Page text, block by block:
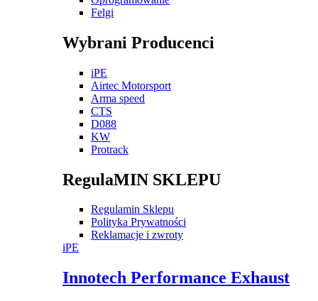
Felgi
Wybrani Producenci
iPE
Airtec Motorsport
Arma speed
CTS
D088
KW
Protrack
RegulaMIN SKLEPU
Regulamin Sklepu
Polityka Prywatności
Reklamacje i zwroty
iPE
Innotech Performance Exhaust